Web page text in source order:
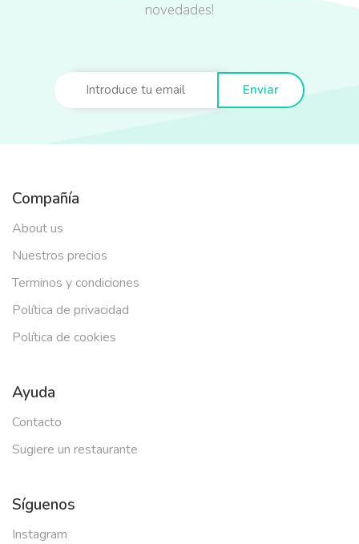
novedades!
Enviar
Compañía
About us
Nuestros precios
Terminos y condiciones
Política de privacidad
Política de cookies
Ayuda
Contacto
Sugiere un restaurante
Síguenos
Instagram